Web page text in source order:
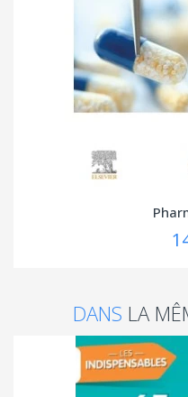
DANS LA